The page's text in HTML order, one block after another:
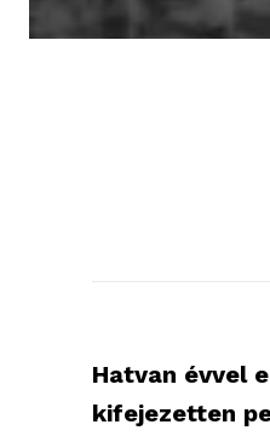
Hatvan évvel
kifejezetten